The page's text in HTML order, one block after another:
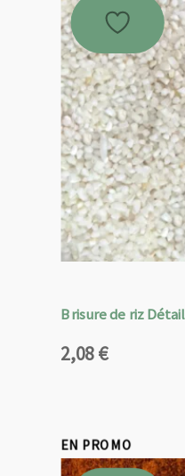
Brisure de riz Détail
2,08€
EN PROMO